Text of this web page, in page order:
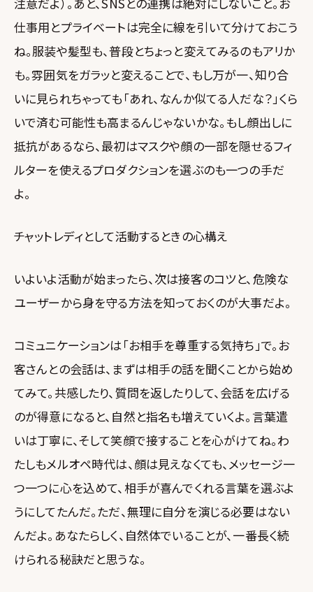
仕事用とプライベートは完全に線を引いて分けておこう
ね。服装や髪型も、普段とちょっと変えてみるのもアリか
も。雰囲気をガラッと変えることで、もし万が一、知り合
いに見られちゃっても「あれ、なんか似てる人だな？」くら
いで済む可能性も高まるんじゃないかな。もし顔出しに
抵抗があるなら、最初はマスクや顔の一部を隠せるフィ
ルターを使えるプロダクションを選ぶのも一つの手だ
よ。
チャットレディとして活動するときの心構え
いよいよ活動が始まったら、次は接客のコツと、危険な
ユーザーから身を守る方法を知っておくのが大事だよ。
コミュニケーションは「お相手を尊重する気持ち」で。お
客さんとの会話は、まずは相手の話を聞くことから始め
てみて。共感したり、質問を返したりして、会話を広げる
のが得意になると、自然と指名も増えていくよ。言葉遣
いは丁寧に、そして笑顔で接することを心がけてね。わ
たしもメルオペ時代は、顔は見えなくても、メッセージ一
つ一つに心を込めて、相手が喜んでくれる言葉を選ぶよ
うにしてたんだ。ただ、無理に自分を演じる必要はない
んだよ。あなたらしく、自然体でいることが、一番長く続
けられる秘訣だと思うな。